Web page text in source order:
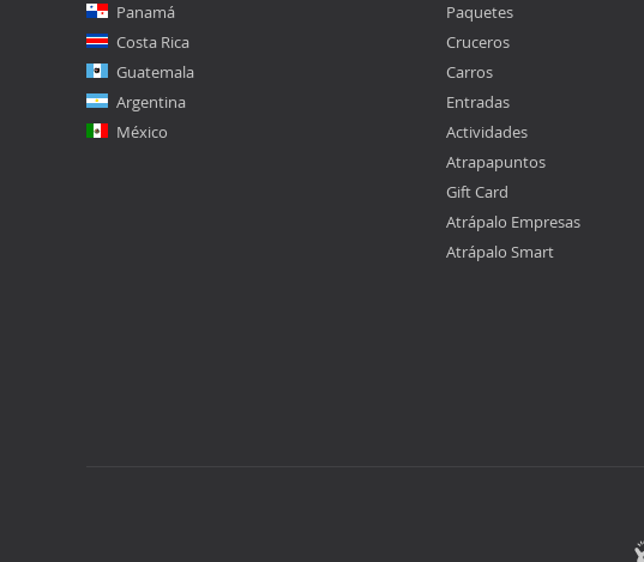
Panamá
Costa Rica
Guatemala
Argentina
México
Paquetes
Cruceros
Carros
Entradas
Actividades
Atrapapuntos
Gift Card
Atrápalo Empresas
Atrápalo Smart